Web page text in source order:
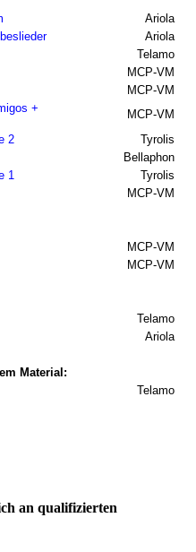
Ariola
Ariola
Telamo
MCP-VM
MCP-VM
+
MCP-VM
2
Tyrolis
Bellaphon
1
Tyrolis
MCP-VM
MCP-VM
MCP-VM
Telamo
Ariola
Material:
Telamo
an qualifizierten